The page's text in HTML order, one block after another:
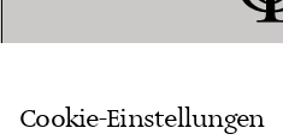
KUNDENSERVICE
Cookie-Einstellungen